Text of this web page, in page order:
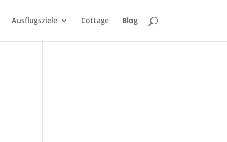
Ausflugsziele Cottage Blog